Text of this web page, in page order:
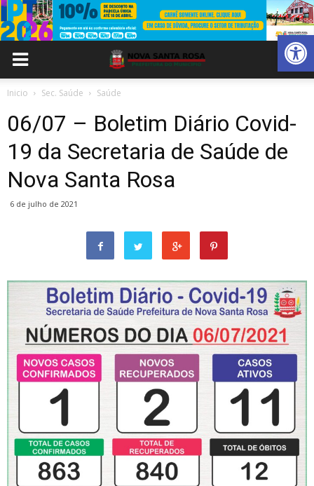
Abrir
Inicio Sec. Saúde Saúde
06/07 – Boletim Diário Covid-
19 da Secretaria de Saúde de
Nova Santa Rosa
6 de julho de 2021